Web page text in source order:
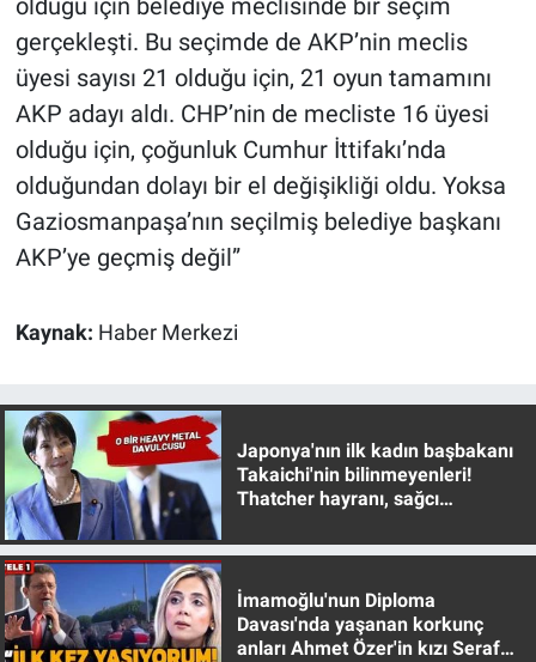
gerçekleşti. Bu seçimde de AKP’nin meclis
üyesi sayısı 21 olduğu için, 21 oyun tamamını
AKP adayı aldı. CHP’nin de mecliste 16 üyesi
olduğu için, çoğunluk Cumhur İttifakı’nda
olduğundan dolayı bir el değişikliği oldu. Yoksa
Gaziosmanpaşa’nın seçilmiş belediye başkanı
AKP’ye geçmiş değil”
Kaynak: Haber Merkezi
Japonya'nın ilk kadın başbakanı
Takaichi'nin bilinmeyenleri!
Thatcher hayranı, sağcı
İmamoğlu'nun Diploma
Davası'nda yaşanan korkunç
anları Ahmet Özer'in kızı Seraf